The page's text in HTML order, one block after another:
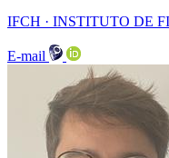
IFCH · INSTITUTO DE
E-mail